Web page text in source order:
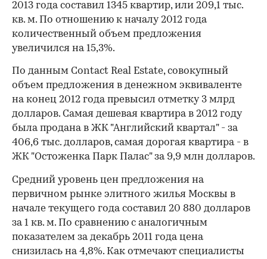
2013 года составил 1345 квартир, или 209,1 тыс.
кв. м. По отношению к началу 2012 года
количественный объем предложения
увеличился на 15,3%.
По данным Contact Real Estate, совокупный
объем предложения в денежном эквиваленте
на конец 2012 года превысил отметку 3 млрд
долларов. Самая дешевая квартира в 2012 году
была продана в ЖК "Английский квартал" - за
406,6 тыс. долларов, самая дорогая квартира - в
ЖК "Остоженка Парк Палас" за 9,9 млн долларов.
Средний уровень цен предложения на
первичном рынке элитного жилья Москвы в
начале текущего года составил 20 880 долларов
за 1 кв. м. По сравнению с аналогичным
показателем за декабрь 2011 года цена
снизилась на 4,8%. Как отмечают специалисты